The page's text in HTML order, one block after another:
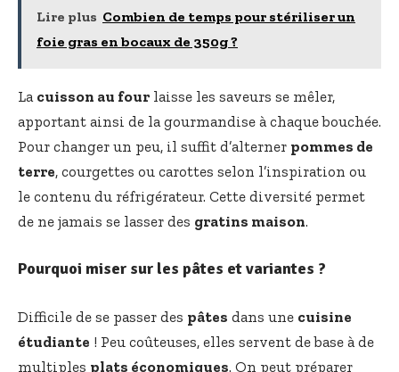
Lire plus Combien de temps pour stériliser un
foie gras en bocaux de 350g ?
La cuisson au four laisse les saveurs se mêler,
apportant ainsi de la gourmandise à chaque bouchée.
Pour changer un peu, il suffit d’alterner pommes de
terre, courgettes ou carottes selon l’inspiration ou
le contenu du réfrigérateur. Cette diversité permet
de ne jamais se lasser des gratins maison.
Pourquoi miser sur les pâtes et variantes ?
Difficile de se passer des pâtes dans une cuisine
étudiante ! Peu coûteuses, elles servent de base à de
multiples plats économiques. On peut préparer